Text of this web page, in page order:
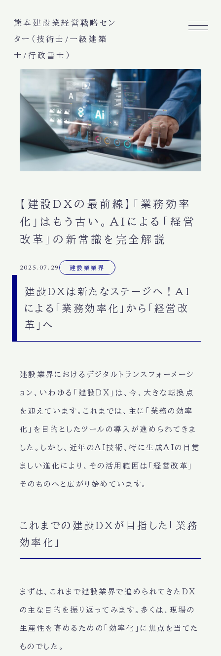
熊本建設業経営戦略セン
ター（技術士/一級建築
士/行政書士）
【建設DXの最前線】「業務効率
化」はもう古い。AIによる「経営
改革」の新常識を完全解説
2025.07.29 建設業業界
建設DXは新たなステージへ！AI
による「業務効率化」から「経営改
革」へ
建設業界におけるデジタルトランスフォーメーシ
ョン、いわゆる「建設DX」は、今、大きな転換点
を迎えています。これまでは、主に「業務の効率
化」を目的としたツールの導入が進められてきま
した。しかし、近年のAI技術、特に生成AIの目覚
ましい進化により、その活用範囲は「経営改革」
そのものへと広がり始めています。
これまでの建設DXが目指した「業務
効率化」
まずは、これまで建設業界で進められてきたDX
の主な目的を振り返ってみます。多くは、現場の
生産性を高めるための「効率化」に焦点を当てた
ものでした。